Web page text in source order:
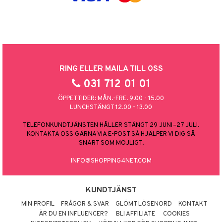
RING ELLER MAILA TILL OSS
031 712 01 01
ÖPPETTIDER: MÅN.-FRE. 9.00 - 15.00
LUNCHSTÄNGT 12.00 - 13.00
TELEFONKUNDTJÄNSTEN HÅLLER STÄNGT 29 JUNI–27 JULI.
KONTAKTA OSS GÄRNA VIA E-POST SÅ HJÄLPER VI DIG SÅ
SNART SOM MÖJLIGT.
INFO@SHOPPING4NET.COM
KUNDTJÄNST
MIN PROFIL FRÅGOR & SVAR GLÖMT LÖSENORD
KONTAKT
ÄR DU EN INFLUENCER?
BLI AFFILIATE
COOKIES